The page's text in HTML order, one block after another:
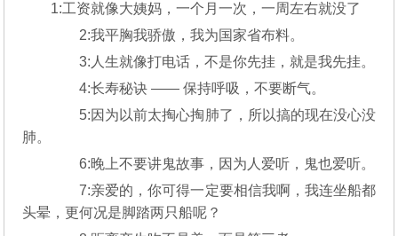
1:工资就像大姨妈，一个月一次，一周左右就没了
2:我平胸我骄傲，我为国家省布料。
3:人生就像打电话，不是你先挂，就是我先挂。
4:长寿秘诀 —— 保持呼吸，不要断气。
5:因为以前太掏心掏肺了，所以搞的现在没心没
肺。
6:晚上不要讲鬼故事，因为人爱听，鬼也爱听。
7:亲爱的，你可得一定要相信我啊，我连坐船都
头晕，更何况是脚踏两只船呢？